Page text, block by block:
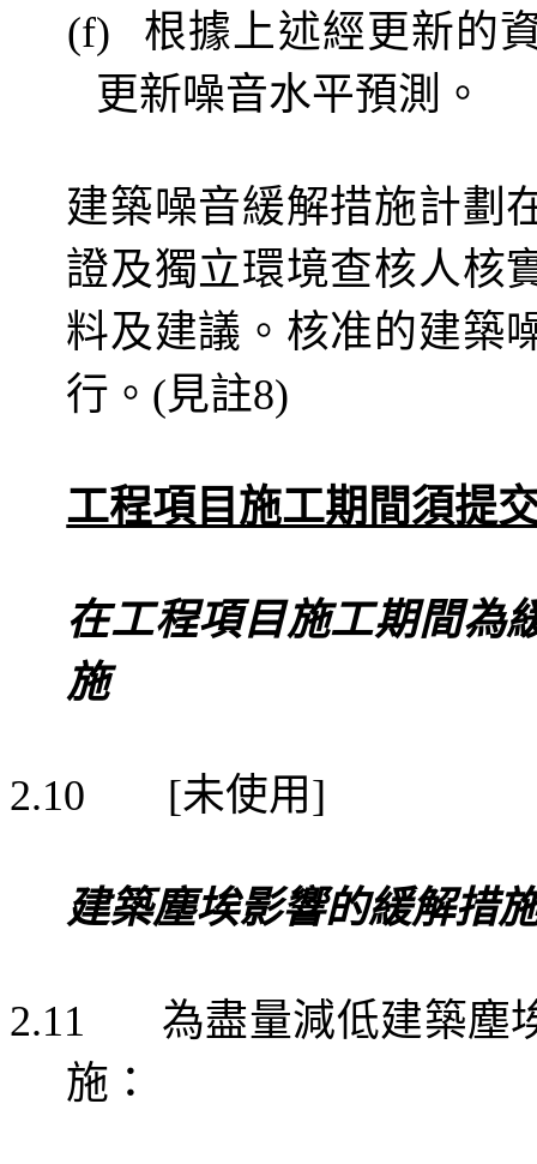
(f)
根據上述經更新的
更新噪音水平預測。
建築噪音緩解措施計劃
證及獨立環境查核人核
料及建議。核准的建築
行。 (見註8)
工程項目施工期間須提
在工程項目施工期間為
施
2.10 [未使用]
建築塵埃影響的緩解措
2.11
為盡量減低建築塵
施：